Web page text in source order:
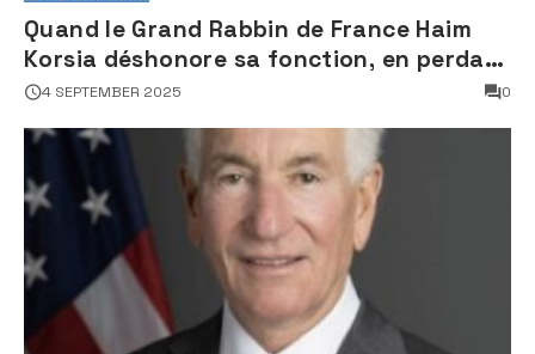
Quand le Grand Rabbin de France Haim
Korsia déshonore sa fonction, en perdant
son sang froid
4 SEPTEMBER 2025 0